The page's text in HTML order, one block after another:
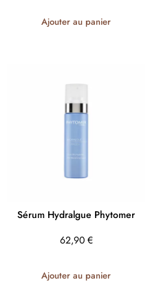
Ajouter au panier
Sérum Hydralgue Phytomer
62,90 €
Ajouter au panier